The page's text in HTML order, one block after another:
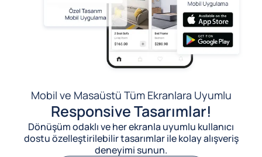
Mobil ve Masaüstü Tüm Ekranlara Uyumlu
Responsive Tasarımlar!
Dönüşüm odaklı ve her ekranla uyumlu kullanıcı
dostu özelleştirilebilir tasarımlar ile kolay alışveriş
deneyimi sunun.